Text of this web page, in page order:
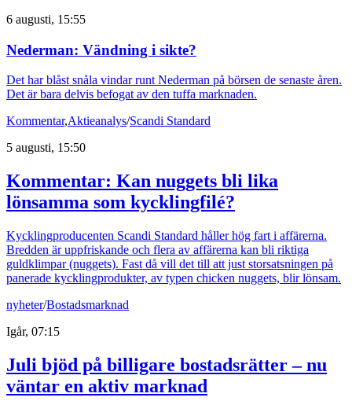
6 augusti, 15:55
Nederman: Vändning i sikte?
Det har blåst snåla vindar runt Nederman på börsen de senaste åren.
Det är bara delvis befogat av den tuffa marknaden.
Kommentar,Aktieanalys/Scandi Standard
5 augusti, 15:50
Kommentar: Kan nuggets bli lika
lönsamma som kycklingfilé?
Kycklingproducenten Scandi Standard håller hög fart i affärerna.
Bredden är uppfriskande och flera av affärerna kan bli riktiga
guldklimpar (nuggets). Fast då vill det till att just storsatsningen på
panerade kycklingprodukter, av typen chicken nuggets, blir lönsam.
nyheter/Bostadsmarknad
Igår, 07:15
Juli bjöd på billigare bostadsrätter – nu
väntar en aktiv marknad